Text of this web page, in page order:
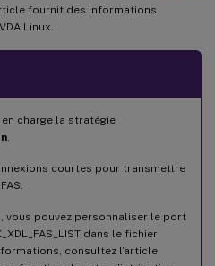
fournit des informations
Linux.
en charge la stratégie
courtes pour transmettre
vous pouvez personnaliser le port
dans le fichier
consultez l’article